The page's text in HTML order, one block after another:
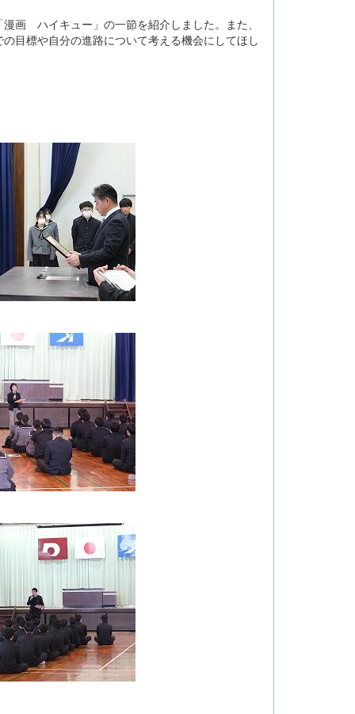
画 ハイキュー」の一節を紹介しました。また、
目標や自分の進路について考える機会にしてほし